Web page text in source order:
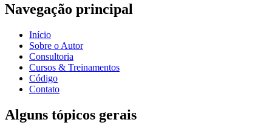
Navegação principal
Início
Sobre o Autor
Consultoria
Cursos & Treinamentos
Código
Contato
Alguns tópicos gerais